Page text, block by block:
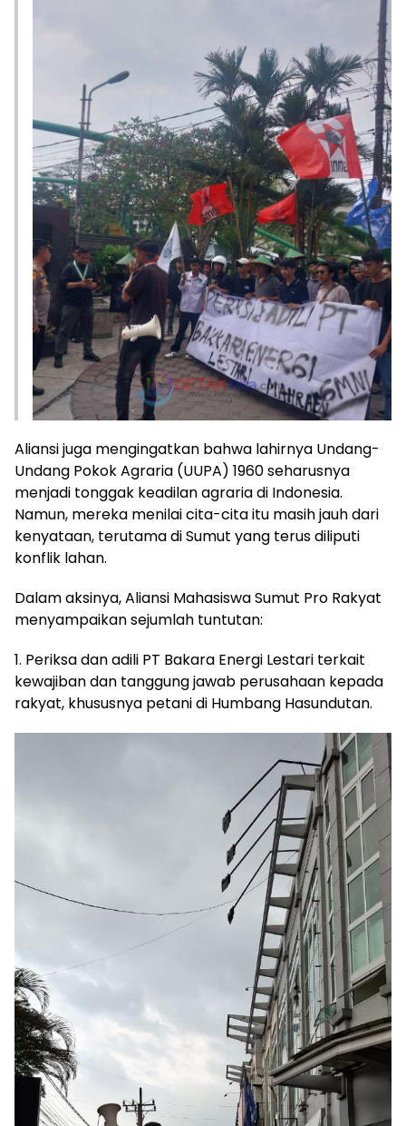
Aliansi juga mengingatkan bahwa lahirnya Undang-
Undang Pokok Agraria (UUPA) 1960 seharusnya
menjadi tonggak keadilan agraria di Indonesia.
Namun, mereka menilai cita-cita itu masih jauh dari
kenyataan, terutama di Sumut yang terus diliputi
konflik lahan.
Dalam aksinya, Aliansi Mahasiswa Sumut Pro Rakyat
menyampaikan sejumlah tuntutan:
1. Periksa dan adili PT Bakara Energi Lestari terkait
kewajiban dan tanggung jawab perusahaan kepada
rakyat, khususnya petani di Humbang Hasundutan.